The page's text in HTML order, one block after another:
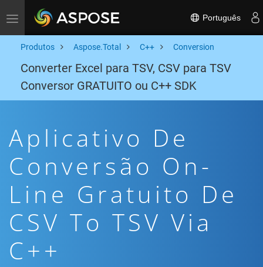
Toggle navigation Português
Produtos Aspose.Total C++ Conversion
Converter Excel para TSV, CSV para TSV
Conversor GRATUITO ou C++ SDK
Aplicativo De
Conversão On-
Line Gratuito De
CSV To TSV Via
C++